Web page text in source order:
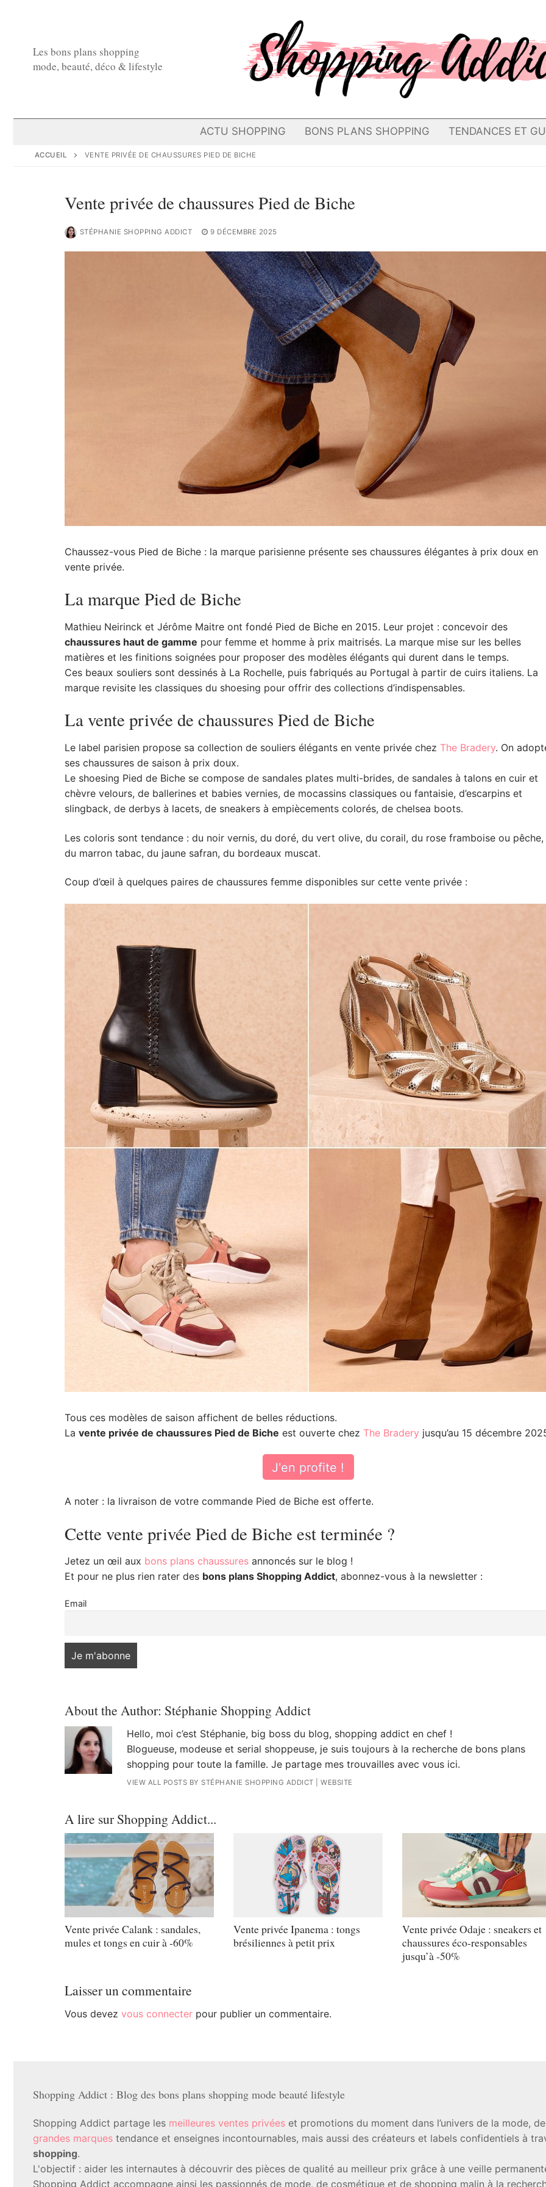
Les bons plans shopping
mode, beauté, déco & lifestyle
ACTU SHOPPING BONS PLANS SHOPPING TENDANCES ET
ACCUEIL VENTE PRIVÉE DE CHAUSSURES PIED DE BICHE
Vente privée de chaussures Pied de Biche
STÉPHANIE SHOPPING ADDICT 9 DÉCEMBRE 2025
Chaussez-vous Pied de Biche : la marque parisienne présente ses chaussures élégantes à prix doux en
vente privée.
La marque Pied de Biche
Mathieu Neirinck et Jérôme Maitre ont fondé Pied de Biche en 2015. Leur projet : concevoir des
chaussures haut de gamme pour femme et homme à prix maitrisés. La marque mise sur les belles
matières et les finitions soignées pour proposer des modèles élégants qui durent dans le temps.
Ces beaux souliers sont dessinés à La Rochelle, puis fabriqués au Portugal à partir de cuirs italiens. La
marque revisite les classiques du shoesing pour offrir des collections d’indispensables.
La vente privée de chaussures Pied de Biche
Le label parisien propose sa collection de souliers élégants en vente privée chez The Bradery. On
ses chaussures de saison à prix doux.
Le shoesing Pied de Biche se compose de sandales plates multi-brides, de sandales à talons en cuir et
chèvre velours, de ballerines et babies vernies, de mocassins classiques ou fantaisie, d’escarpins et
slingback, de derbys à lacets, de sneakers à empiècements colorés, de chelsea boots.
Les coloris sont tendance : du noir vernis, du doré, du vert olive, du corail, du rose framboise ou pêche,
du marron tabac, du jaune safran, du bordeaux muscat.
Coup d’œil à quelques paires de chaussures femme disponibles sur cette vente privée :
Tous ces modèles de saison affichent de belles réductions.
La vente privée de chaussures Pied de Biche est ouverte chez The Bradery jusqu’au 15 décembre
J'en profite !
A noter : la livraison de votre commande Pied de Biche est offerte.
Cette vente privée Pied de Biche est terminée ?
Jetez un œil aux bons plans chaussuresannoncés sur le blog !
Et pour ne plus rien rater des bons plans Shopping Addict, abonnez-vous à la newsletter :
Email
About the Author: Stéphanie Shopping Addict
Hello, moi c’est Stéphanie, big boss du blog, shopping addict en chef !
Blogueuse, modeuse et serial shoppeuse, je suis toujours à la recherche de bons plans
shopping pour toute la famille. Je partage mes trouvailles avec vous ici.
VIEW ALL POSTS BY STÉPHANIE SHOPPING ADDICT |WEBSITE
A lire sur Shopping Addict...
Vente privée Calank : sandales,
mules et tongs en cuir à -60%
Vente privée Ipanema : tongs
brésiliennes à petit prix
Vente privée Odaje : sneakers et
chaussures éco-responsables
jusqu’à -50%
Laisser un commentaire
Vous devez vous connecterpour publier un commentaire.
Shopping Addict : Blog des bons plans shopping mode beauté lifestyle
Shopping Addict partage les meilleures ventes privées et promotions du moment dans l’univers de la mode,
grandes marques tendance et enseignes incontournables, mais aussi des créateurs et labels confidentiels à
shopping.
L'objectif : aider les internautes à découvrir des pièces de qualité au meilleur prix grâce à une veille
Shopping Addict accompagne ainsi les passionnés de mode, de cosmétique et de shopping malin à la